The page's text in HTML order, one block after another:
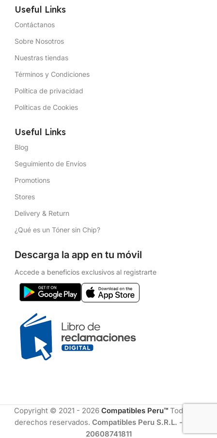
Useful Links
Contáctanos
Sobre Nosotros
Nuestras tiendas
Términos y Condiciones
Política de privacidad
Políticas de Cookies
Useful Links
Blog
Seguimiento de Envíos
Promotions
Stores
Delivery & Return
¿Qué es un Tóner sin Chip?
Descarga la app en tu móvil
Accede a beneficios exclusivos al registrarte
Copyright © 2021 - 2026 Compatibles Peru™Todos los
derechos reservados. Compatibles Peru S.R.L. - RUC:
20608741811